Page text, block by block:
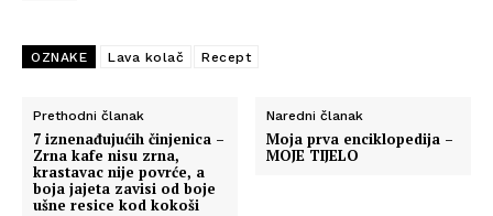
OZNAKE Lava kolač Recept
Prethodni članak
7 iznenađujućih činjenica –
Zrna kafe nisu zrna,
krastavac nije povrće, a
boja jajeta zavisi od boje
ušne resice kod kokoši
Naredni članak
Moja prva enciklopedija –
MOJE TIJELO